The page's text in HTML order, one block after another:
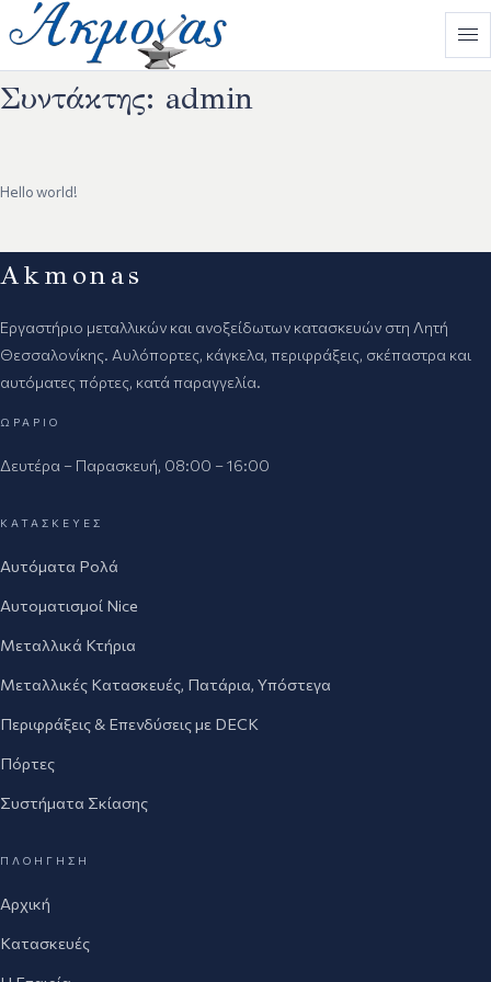
Συντάκτης: admin
Hello world!
Akmonas
Εργαστήριο μεταλλικών και ανοξείδωτων κατασκευών στη Λητή
Θεσσαλονίκης. Αυλόπορτες, κάγκελα, περιφράξεις, σκέπαστρα και
αυτόματες πόρτες, κατά παραγγελία.
ΩΡΆΡΙΟ
Δευτέρα – Παρασκευή, 08:00 – 16:00
ΚΑΤΑΣΚΕΥΈΣ
Αυτόματα Ρολά
Αυτοματισμοί Nice
Μεταλλικά Κτήρια
Μεταλλικές Κατασκευές, Πατάρια, Υπόστεγα
Περιφράξεις & Επενδύσεις με DECK
Πόρτες
Συστήματα Σκίασης
ΠΛΟΉΓΗΣΗ
Αρχική
Κατασκευές